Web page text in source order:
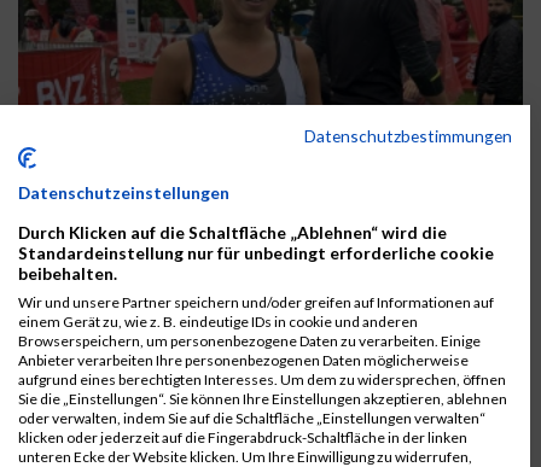
Datenschutzbestimmungen
Datenschutzeinstellungen
Durch Klicken auf die Schaltfläche „Ablehnen“ wird die
Standardeinstellung nur für unbedingt erforderliche cookie
beibehalten.
Wir und unsere Partner speichern und/oder greifen auf Informationen auf
einem Gerät zu, wie z. B. eindeutige IDs in cookie und anderen
Browserspeichern, um personenbezogene Daten zu verarbeiten. Einige
Anbieter verarbeiten Ihre personenbezogenen Daten möglicherweise
aufgrund eines berechtigten Interesses. Um dem zu widersprechen, öffnen
Sie die „Einstellungen“. Sie können Ihre Einstellungen akzeptieren, ablehnen
oder verwalten, indem Sie auf die Schaltfläche „Einstellungen verwalten“
klicken oder jederzeit auf die Fingerabdruck-Schaltfläche in der linken
unteren Ecke der Website klicken. Um Ihre Einwilligung zu widerrufen,